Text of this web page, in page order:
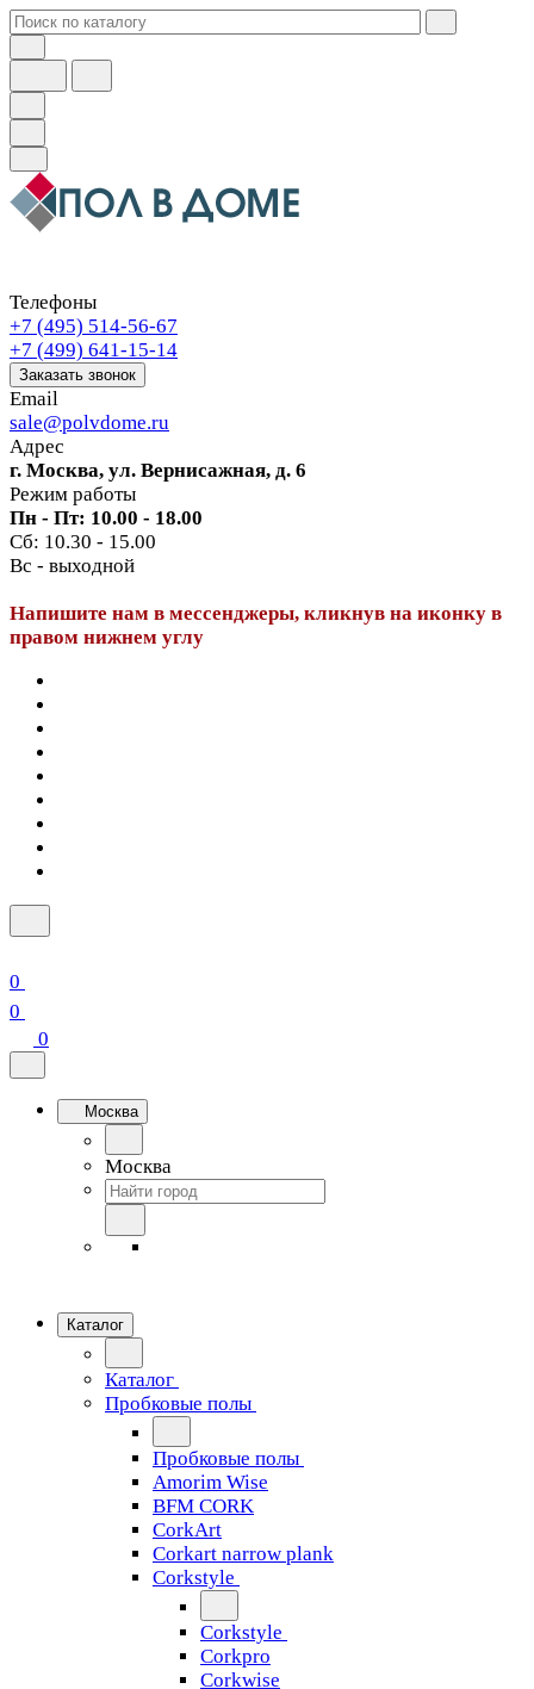
Телефоны
+7 (495) 514-56-67
+7 (499) 641-15-14
Заказать звонок
Email
sale@polvdome.ru
Адрес
г. Москва, ул. Вернисажная, д. 6
Режим работы
Пн - Пт: 10.00 - 18.00
Сб: 10.30 - 15.00
Вс - выходной
Напишите нам в мессенджеры, кликнув на иконку в
правом нижнем углу
0
0
0
Москва
Москва
Каталог
Каталог
Пробковые полы
Пробковые полы
Amorim Wise
BFM CORK
CorkArt
Corkart narrow plank
Corkstyle
Corkstyle
Corkpro
Corkwise